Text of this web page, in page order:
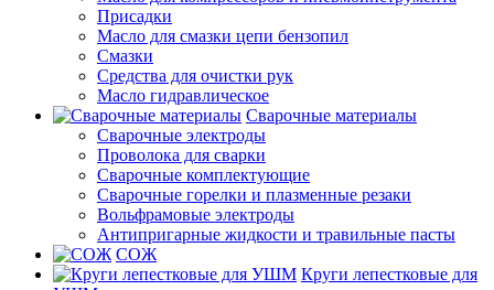
Присадки
Масло для смазки цепи бензопил
Смазки
Средства для очистки рук
Масло гидравлическое
Сварочные материалы
Сварочные электроды
Проволока для сварки
Сварочные комплектующие
Сварочные горелки и плазменные резаки
Вольфрамовые электроды
Антипригарные жидкости и травильные пасты
СОЖ
Круги лепестковые для